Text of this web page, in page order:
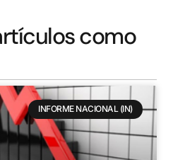
como
INFORME NACIONAL (IN)